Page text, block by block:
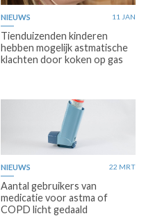
NIEUWS 11 JAN
Tienduizenden kinderen
hebben mogelijk astmatische
klachten door koken op gas
NIEUWS 22 MRT
Aantal gebruikers van
medicatie voor astma of
COPD licht gedaald